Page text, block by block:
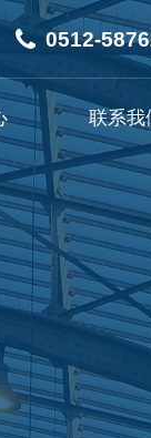
0512-
联系我